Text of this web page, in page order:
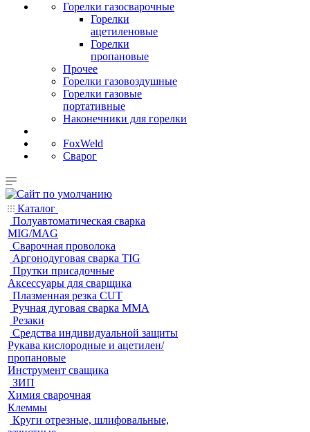
Горелки газосварочные
Горелки
ацетиленовые
Горелки
пропановые
Прочее
Горелки газовоздушные
Горелки газовые
портативные
Наконечники для горелки
FoxWeld
Сварог
Каталог
Полуавтоматическая сварка
MIG/MAG
Cварочная проволока
Аргонодуговая сварка TIG
Прутки присадочные
Аксессуары для сварщика
Плазменная резка CUT
Ручная дуговая сварка MMA
Резаки
Средства индивидуальной защиты
Рукава кислородные и ацетилен/
пропановые
Инструмент сващика
ЗИП
Химия сварочная
Клеммы
Круги отрезные, шлифовальные,